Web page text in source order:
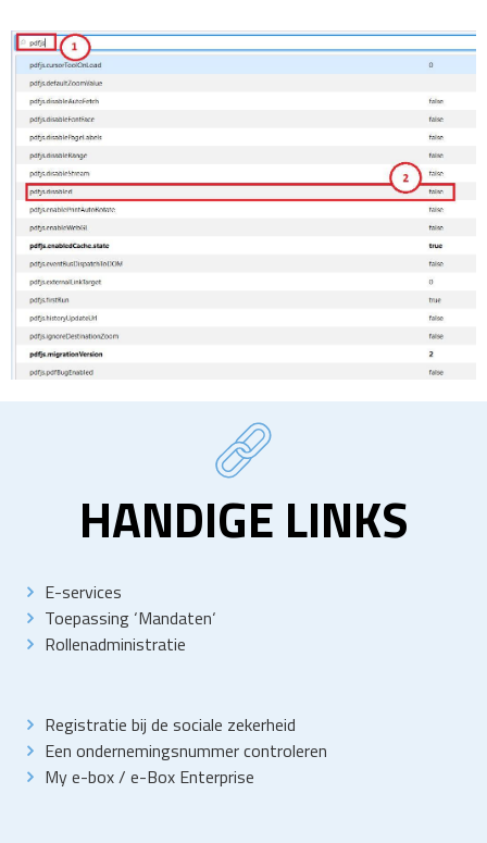
HANDIGE LINKS
E-services
Toepassing ‘Mandaten‘
Rollenadministratie
Registratie bij de sociale zekerheid
Een ondernemingsnummer controleren
My e-box/ e-Box Enterprise